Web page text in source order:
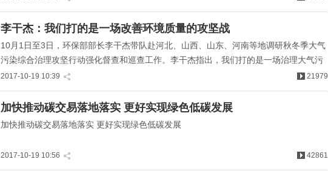
化，优化经济发展，培育经济…
李干杰：我们打的是一场改善环境质量的攻坚战
10月1日至3日，环保部部长李干杰带队赴河北、山西、山东、河南等地调研秋冬季大气
污染综合治理攻坚行动强化督查和巡查工作。李干杰指出，我们打的是一场治理大气污
染、改善环境质量的攻坚战，也是一场推进供给侧结构性改革、促进产业转型升级的攻
坚战。
2017-10-19 10:39 21979
加快推动碳交易落地落实 更好实现绿色低碳发展
加快推动碳交易落地落实 更好实现绿色低碳发展
2017-10-19 10:56 42861